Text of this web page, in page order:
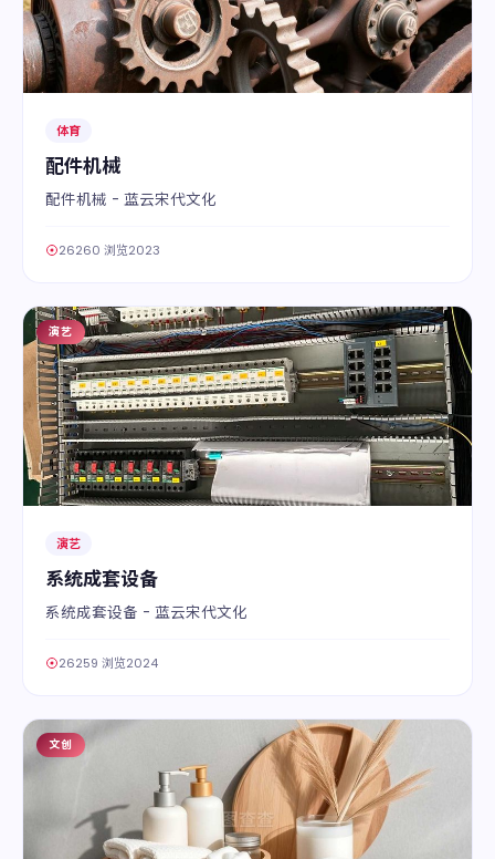
体育
配件机械
配件机械 - 蓝云宋代文化
26260 浏览2023
03
演艺
演艺
系统成套设备
系统成套设备 - 蓝云宋代文化
26259 浏览2024
04
文创